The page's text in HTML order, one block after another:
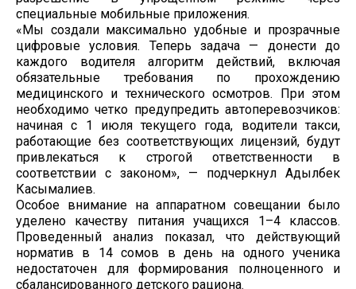
специальные мобильные приложения.
«Мы создали максимально удобные и прозрачные
цифровые условия. Теперь задача — донести до
каждого водителя алгоритм действий, включая
обязательные требования по прохождению
медицинского и технического осмотров. При этом
необходимо четко предупредить автоперевозчиков:
начиная с 1 июля текущего года, водители такси,
работающие без соответствующих лицензий, будут
привлекаться к строгой ответственности в
соответствии с законом», — подчеркнул Адылбек
Касымалиев.
Особое внимание на аппаратном совещании было
уделено качеству питания учащихся 1–4 классов.
Проведенный анализ показал, что действующий
норматив в 14 сомов в день на одного ученика
недостаточен для формирования полноценного и
сбалансированного детского рациона.